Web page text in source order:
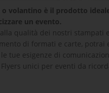
o volantino è il prodotto
un evento.
qualità dei nostri stampati
di formati e carte, potrai
tue esigenze di
unici per eventi da